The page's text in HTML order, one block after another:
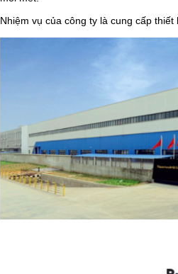
Nhiệm vụ của công ty là cung cấp